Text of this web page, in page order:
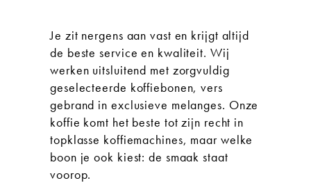
Je zit nergens aan vast en krijgt altijd
de beste service en kwaliteit. Wij
werken uitsluitend met zorgvuldig
geselecteerde koffiebonen, vers
gebrand in exclusieve melanges. Onze
koffie komt het beste tot zijn recht in
topklasse koffiemachines, maar welke
boon je ook kiest: de smaak staat
voorop.